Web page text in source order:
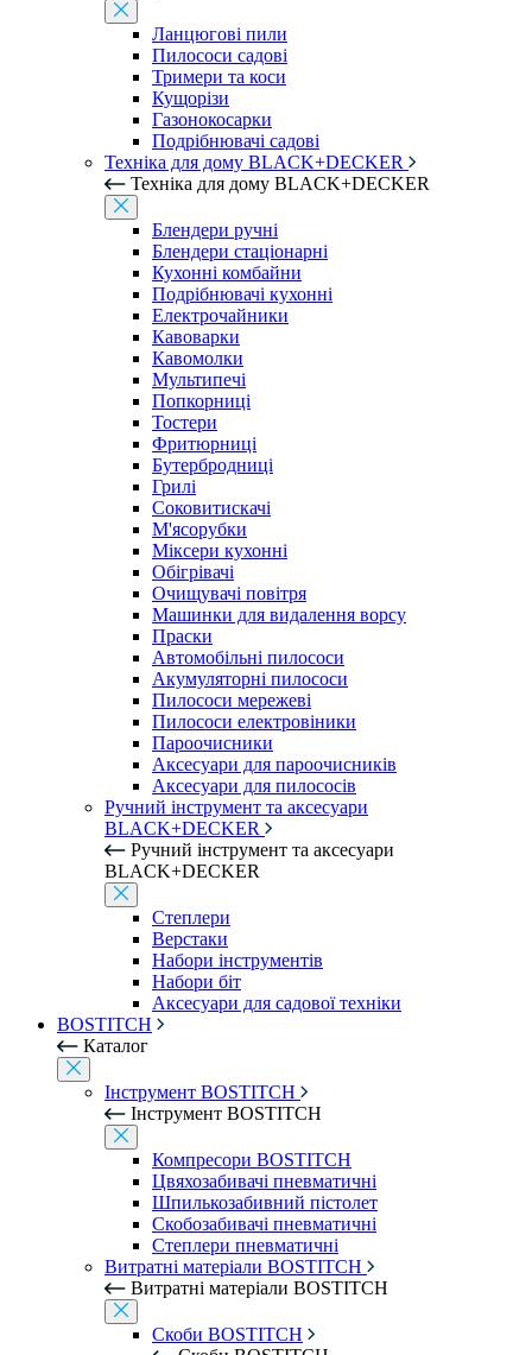
Ланцюгові пили
Пилососи садові
Тримери та коси
Кущорізи
Газонокосарки
Подрібнювачі садові
Техніка для дому BLACK+DECKER
Техніка для дому BLACK+DECKER
Блендери ручні
Блендери стаціонарні
Кухонні комбайни
Подрібнювачі кухонні
Електрочайники
Кавоварки
Кавомолки
Мультипечі
Попкорниці
Тостери
Фритюрниці
Бутербродниці
Грилі
Соковитискачі
М'ясорубки
Міксери кухонні
Обігрівачі
Очищувачі повітря
Машинки для видалення ворсу
Праски
Автомобільні пилососи
Акумуляторні пилососи
Пилососи мережеві
Пилососи електровіники
Пароочисники
Аксесуари для пароочисників
Аксесуари для пилососів
Ручний інструмент та аксесуари
BLACK+DECKER
Ручний інструмент та аксесуари
BLACK+DECKER
Степлери
Верстаки
Набори інструментів
Набори біт
Аксесуари для садової техніки
BOSTITCH
Каталог
Інструмент BOSTITCH
Інструмент BOSTITCH
Компресори BOSTITCH
Цвяхозабивачі пневматичні
Шпилькозабивний пістолет
Скобозабивачі пневматичні
Степлери пневматичні
Витратні матеріали BOSTITCH
Витратні матеріали BOSTITCH
Скоби BOSTITCH